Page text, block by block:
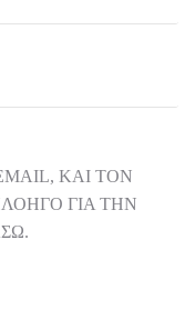
ΚΑΙ ΤΟΝ
ΓΙΑ ΤΗΝ